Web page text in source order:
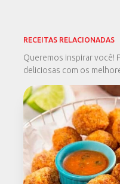
RECEITAS RELACIONADAS
Queremos inspirar você!
deliciosas com os